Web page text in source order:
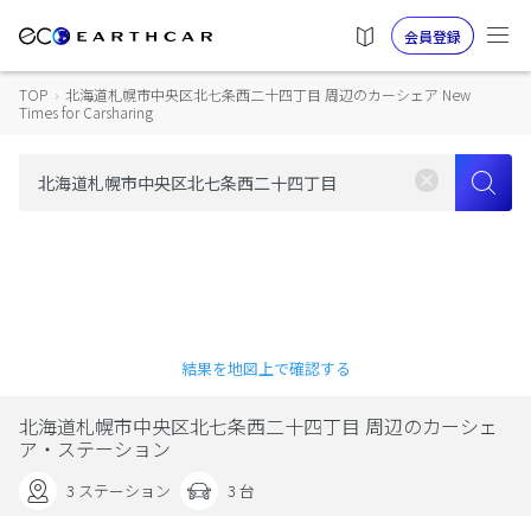
会員登録
TOP › 北海道札幌市中央区北七条西二十四丁目 周辺のカーシェア New
Times for Carsharing
結果を地図上で確認する
北海道札幌市中央区北七条西二十四丁目 周辺のカーシェ
ア・ステーション
3 ステーション 3 台